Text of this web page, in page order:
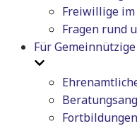
Freiwillige
Fragen rund
Für Gemeinnützige